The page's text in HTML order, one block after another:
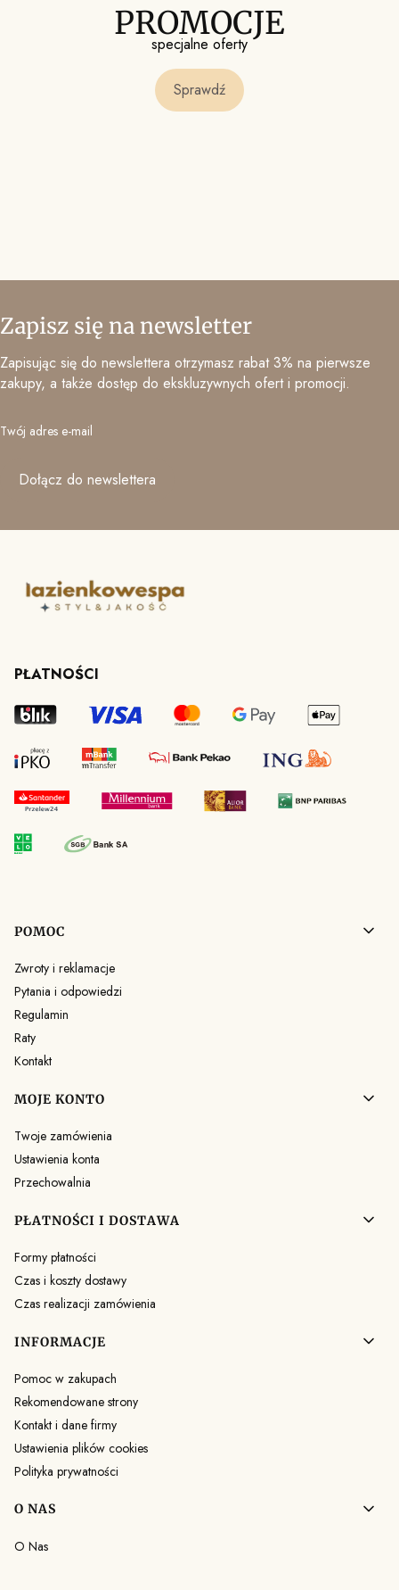
PROMOCJE
specjalne oferty
Sprawdź
Zapisz się na newsletter
Zapisując się do newslettera otrzymasz rabat 3% na pierwsze
zakupy, a także dostęp do ekskluzywnych ofert i promocji.
Twój adres e-mail
Dołącz do newslettera
PŁATNOŚCI
Linki w stopce
POMOC
Zwroty i reklamacje
Pytania i odpowiedzi
Regulamin
Raty
Kontakt
MOJE KONTO
Twoje zamówienia
Ustawienia konta
Przechowalnia
PŁATNOŚCI I DOSTAWA
Formy płatności
Czas i koszty dostawy
Czas realizacji zamówienia
INFORMACJE
Pomoc w zakupach
Rekomendowane strony
Kontakt i dane firmy
Ustawienia plików cookies
Polityka prywatności
O NAS
O Nas